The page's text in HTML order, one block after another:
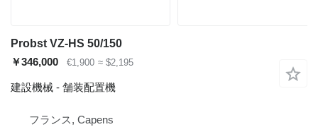
Probst VZ-HS 50/150
￥346,000
€1,900 ≈ $2,195
建設機械 - 舗装配置機
フランス, Capens